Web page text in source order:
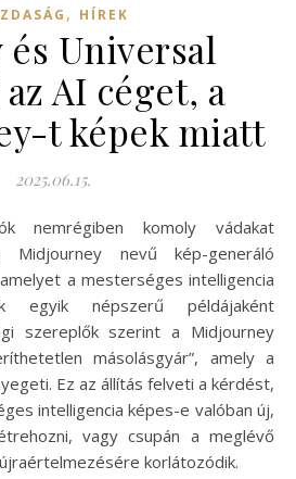
, HÍREK
és Universal
AI céget, a
t képek miatt
2025.06.15.
nevű kép-generáló
a mesterséges intelligencia
egyik népszerű példájaként
szereplők szerint a Midjourney
másolásgyár”, amely a
Ez az állítás felveti a kérdést,
intelligencia képes-e valóban új,
vagy csupán a meglévő
korlátozódik.